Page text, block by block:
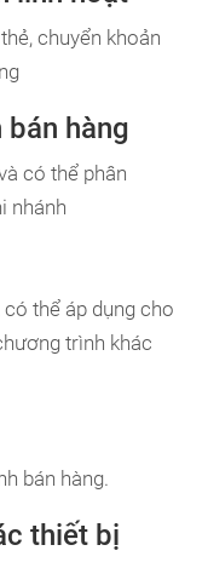
chuyển khoản
bán hàng
có thể phân
nhánh
thể áp dụng cho
trình khác
bán hàng.
thiết bị